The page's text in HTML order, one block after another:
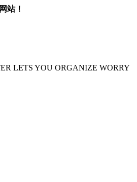
站！
LETS YOU ORGANIZE WORRY